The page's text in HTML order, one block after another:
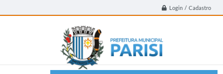
Login / Cadastro